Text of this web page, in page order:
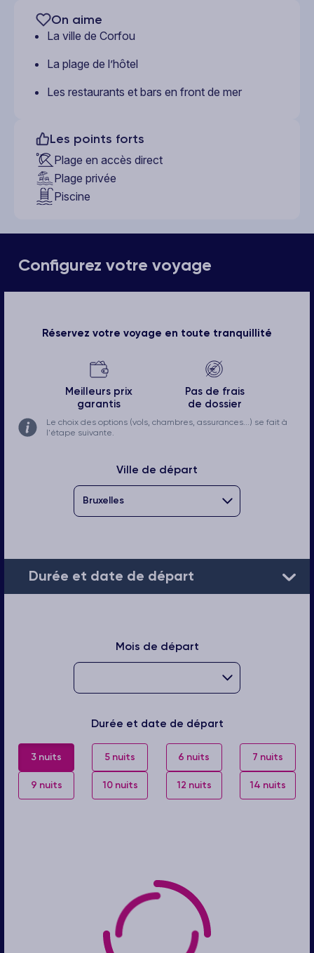
On aime
La ville de Corfou
La plage de l’hôtel
Les restaurants et bars en front de mer
Les points forts
Plage en accès direct
Plage privée
Piscine
Configurez votre voyage
Réservez votre voyage en toute tranquillité
Meilleurs prix
garantis
Pas de frais
de dossier
Le choix des options (vols, chambres, assurances...) se fait à
l'étape suivante.
Ville de départ
Durée et date de départ
Mois de départ
Durée et date de départ
3 nuits 5 nuits 6 nuits 7 nuits
9 nuits 10 nuits 12 nuits 14 nuits